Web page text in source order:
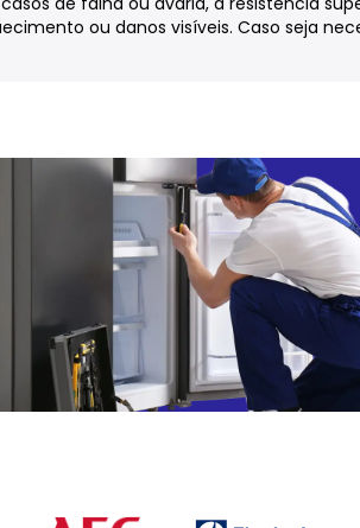
ou danos visíveis. Caso seja